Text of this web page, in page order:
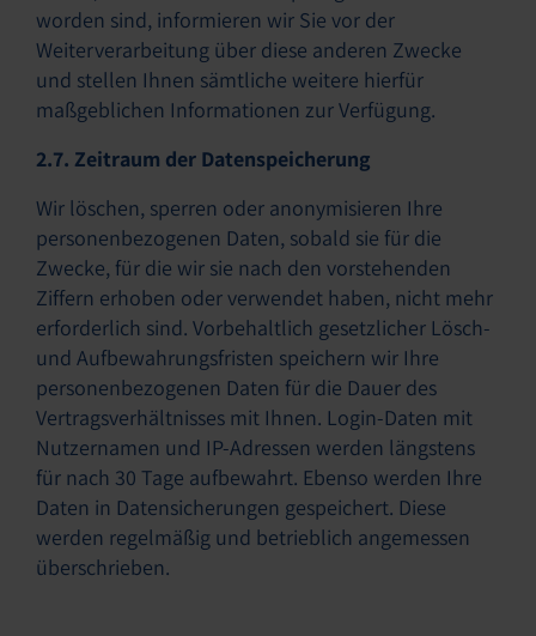
worden sind, informieren wir Sie vor der
Weiterverarbeitung über diese anderen Zwecke
und stellen Ihnen sämtliche weitere hierfür
maßgeblichen Informationen zur Verfügung.
2.7. Zeitraum der Datenspeicherung
Wir löschen, sperren oder anonymisieren Ihre
personenbezogenen Daten, sobald sie für die
Zwecke, für die wir sie nach den vorstehenden
Ziffern erhoben oder verwendet haben, nicht mehr
erforderlich sind. Vorbehaltlich gesetzlicher Lösch-
und Aufbewahrungsfristen speichern wir Ihre
personenbezogenen Daten für die Dauer des
Vertragsverhältnisses mit Ihnen. Login-Daten mit
Nutzernamen und IP-Adressen werden längstens
für nach 30 Tage aufbewahrt. Ebenso werden Ihre
Daten in Datensicherungen gespeichert. Diese
werden regelmäßig und betrieblich angemessen
überschrieben.